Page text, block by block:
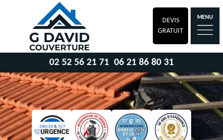
DEVIS
GRATUIT
MENU
02 52 56 21 71 06 21 86 80 31